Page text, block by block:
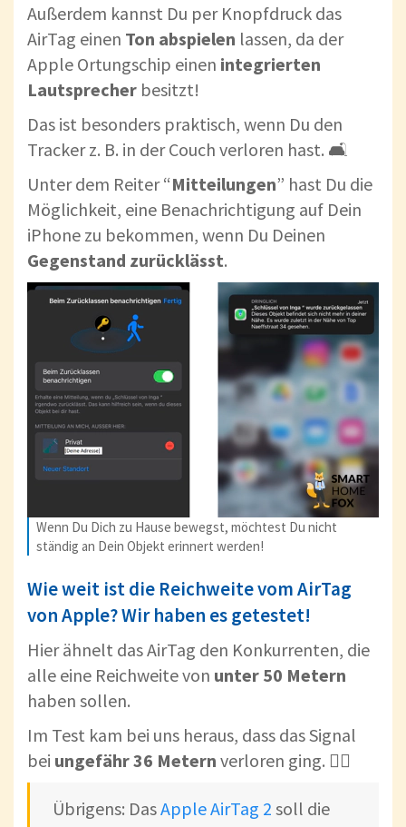
Außerdem kannst Du per Knopfdruck das
AirTag einen Ton abspielen lassen, da der
Apple Ortungschip einen integrierten
Lautsprecher besitzt!
Das ist besonders praktisch, wenn Du den
Tracker z. B. in der Couch verloren hast. 🛋
Unter dem Reiter “Mitteilungen” hast Du die
Möglichkeit, eine Benachrichtigung auf Dein
iPhone zu bekommen, wenn Du Deinen
Gegenstand zurücklässt.
Wenn Du Dich zu Hause bewegst, möchtest Du nicht
ständig an Dein Objekt erinnert werden!
Wie weit ist die Reichweite vom AirTag
von Apple? Wir haben es getestet!
Hier ähnelt das AirTag den Konkurrenten, die
alle eine Reichweite von unter 50 Metern
haben sollen.
Im Test kam bei uns heraus, dass das Signal
bei ungefähr 36 Metern verloren ging. 🤷‍♀️
Übrigens: DasApple AirTag 2 soll die